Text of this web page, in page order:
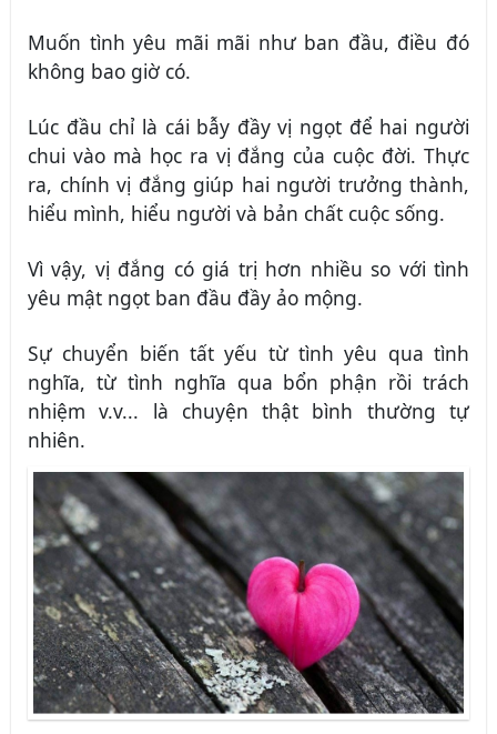
Muốn tình yêu mãi mãi như ban đầu, điều đó
không bao giờ có.
Lúc đầu chỉ là cái bẫy đầy vị ngọt để hai người
chui vào mà học ra vị đắng của cuộc đời. Thực
ra, chính vị đắng giúp hai người trưởng thành,
hiểu mình, hiểu người và bản chất cuộc sống.
Vì vậy, vị đắng có giá trị hơn nhiều so với tình
yêu mật ngọt ban đầu đầy ảo mộng.
Sự chuyển biến tất yếu từ tình yêu qua tình
nghĩa, từ tình nghĩa qua bổn phận rồi trách
nhiệm v.v... là chuyện thật bình thường tự
nhiên.